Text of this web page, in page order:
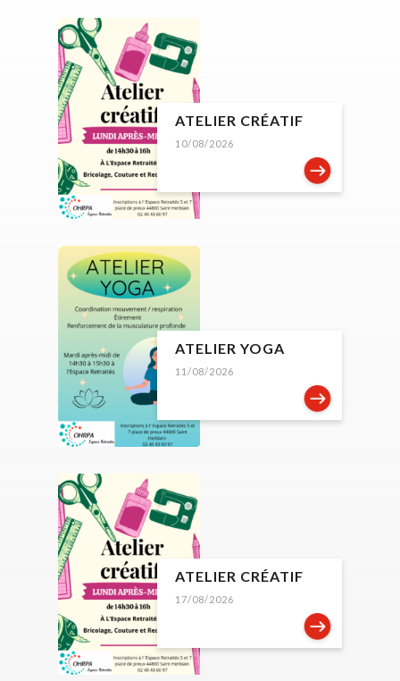
10/08/2026
ATELIER CRÉATIF
11/08/2026
ATELIER YOGA
17/08/2026
ATELIER CRÉATIF